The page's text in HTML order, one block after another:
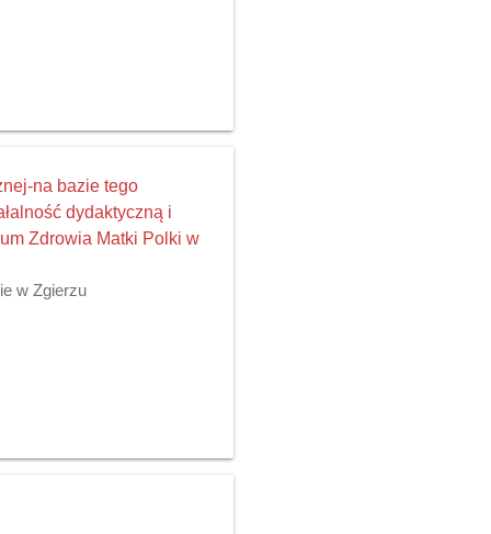
na bazie tego
dydaktyczną i
Zdrowia Matki Polki w
w Zgierzu